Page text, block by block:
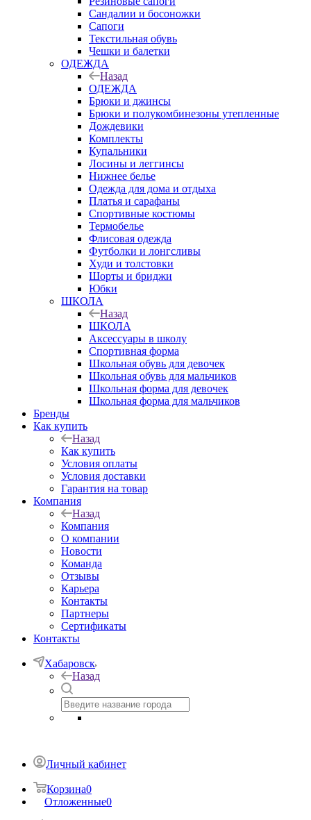
Сандалии и босоножки
Сапоги
Текстильная обувь
Чешки и балетки
ОДЕЖДА
Назад
ОДЕЖДА
Брюки и джинсы
Брюки и полукомбинезоны утепленные
Дождевики
Комплекты
Купальники
Лосины и леггинсы
Нижнее белье
Одежда для дома и отдыха
Платья и сарафаны
Спортивные костюмы
Термобелье
Флисовая одежда
Футболки и лонгсливы
Худи и толстовки
Шорты и бриджи
Юбки
ШКОЛА
Назад
ШКОЛА
Аксессуары в школу
Спортивная форма
Школьная обувь для девочек
Школьная обувь для мальчиков
Школьная форма для девочек
Школьная форма для мальчиков
Бренды
Как купить
Назад
Как купить
Условия оплаты
Условия доставки
Гарантия на товар
Компания
Назад
Компания
О компании
Новости
Команда
Отзывы
Карьера
Контакты
Партнеры
Сертификаты
Контакты
Хабаровск
Назад
Личный кабинет
Корзина0
Отложенные0